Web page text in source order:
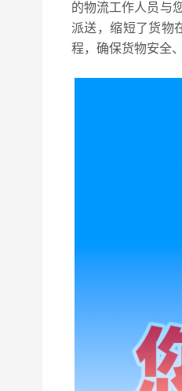
的物流工作人员与
派送，缩短了货物
程，确保货物安全